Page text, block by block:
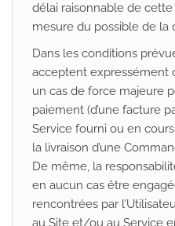
délai raisonnable de
mesure du possible de la
Dans les conditions
acceptent expressément
un cas de force majeure
paiement (d’une facture
Service fourni ou en
la livraison d’une
De même, la
en aucun cas être
rencontrées par
au Site et/ou au Service